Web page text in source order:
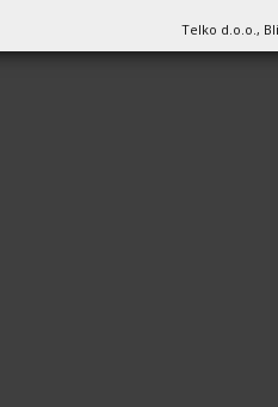
Telko d.o.o.,